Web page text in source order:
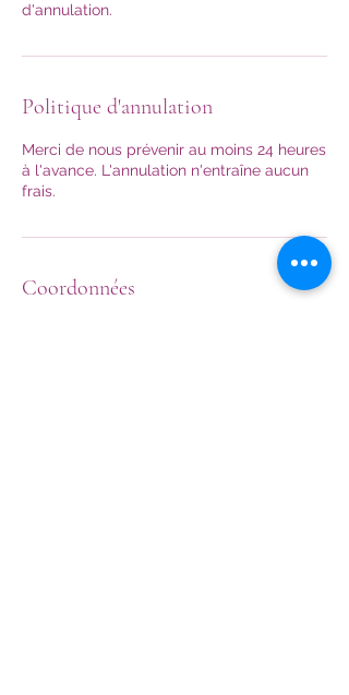
d'annulation.
Politique d'annulation
Merci de nous prévenir au moins 24 heures
à l'avance. L'annulation n'entraîne aucun
frais.
Coordonnées